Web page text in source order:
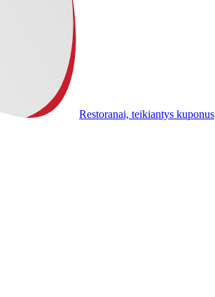
Restoranai, teikiantys kuponus